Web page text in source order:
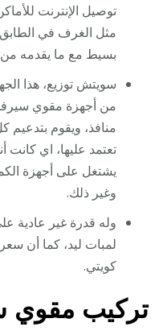
توصيل الإنترنت
مثل الغرف في الطابق
بسيط مع ما يقدمه من خدمات
سويتش توزيع، هذا
من أجهزة مقوي
منافذ، ويقوم بتدعيم
تعتمد عليها، اي كانت
يشتغل على أجهزة
وغير ذلك.
وله قدرة غير عادية
كويتي.
تركيب